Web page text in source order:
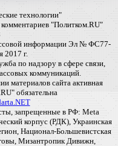
технологии"
"Политком.RU"
информации Эл № ФС77-
2017 г.
по надзору в сфере связи,
коммуникаций.
материалов сайта активная
обязательна
запрещенные в РФ: Meta
корпус (РДК), Украинская
Национал-Большевистская
Мизантропик Дивижн,